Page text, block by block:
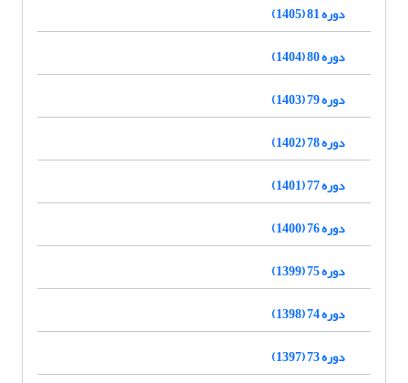
دوره 81 (1405)
دوره 80 (1404)
دوره 79 (1403)
دوره 78 (1402)
دوره 77 (1401)
دوره 76 (1400)
دوره 75 (1399)
دوره 74 (1398)
دوره 73 (1397)